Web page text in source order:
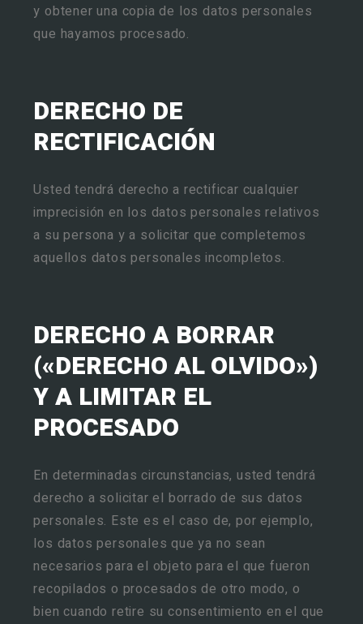
y obtener una copia de los datos personales
que hayamos procesado.
DERECHO DE
RECTIFICACIÓN
Usted tendrá derecho a rectificar cualquier
imprecisión en los datos personales relativos
a su persona y a solicitar que completemos
aquellos datos personales incompletos.
DERECHO A BORRAR
(«DERECHO AL OLVIDO»)
Y A LIMITAR EL
PROCESADO
En determinadas circunstancias, usted tendrá
derecho a solicitar el borrado de sus datos
personales. Este es el caso de, por ejemplo,
los datos personales que ya no sean
necesarios para el objeto para el que fueron
recopilados o procesados de otro modo, o
bien cuando retire su consentimiento en el que